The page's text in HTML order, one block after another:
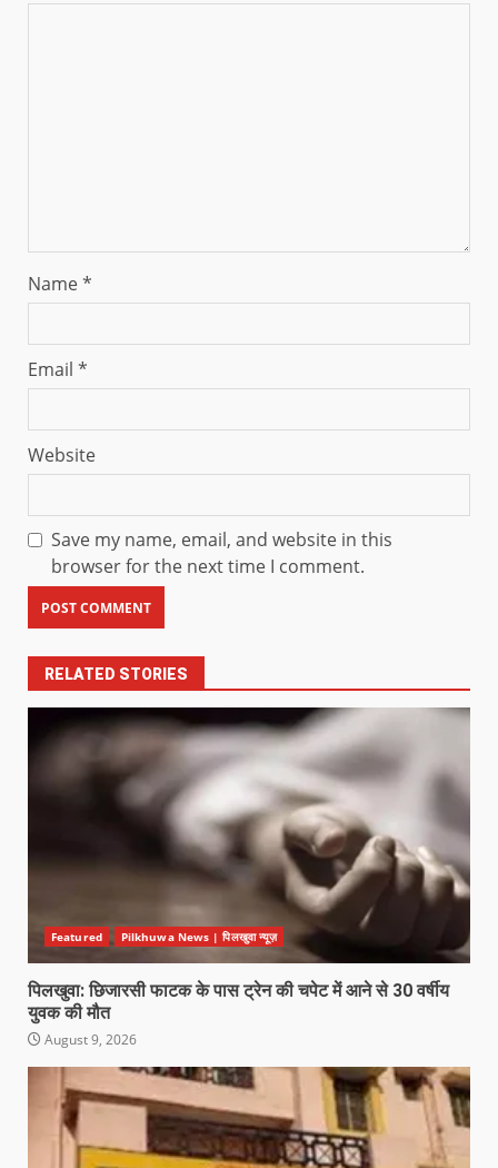
Name*
Email *
Website
Save my name, email, and website in this
browser for the next time I comment.
RELATED STORIES
Featured Pilkhuwa News | पिलखुवा न्यूज़
पिलखुवा: छिजारसी फाटक के पास ट्रेन की चपेट में आने से 30 वर्षीय
युवक की मौत
August 9, 2026